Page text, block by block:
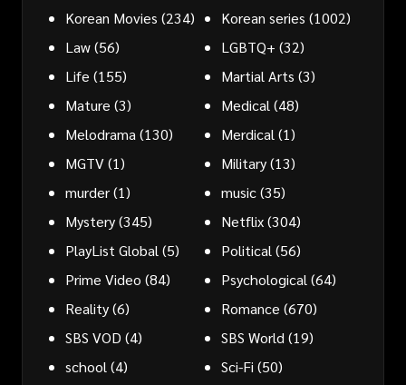
Korean Movies (234) Korean series (1002)
Law(56) LGBTQ+ (32)
Life (155) Martial Arts (3)
Mature (3) Medical (48)
Melodrama (130) Merdical (1)
MGTV(1) Military(13)
murder(1) music(35)
Mystery(345) Netflix(304)
PlayList Global (5) Political (56)
Prime Video (84) Psychological (64)
Reality(6) Romance (670)
SBS VOD (4) SBS World (19)
school (4) Sci-Fi (50)